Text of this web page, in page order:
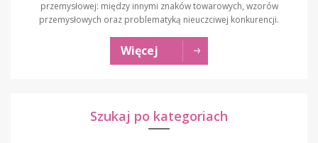
przemysłowej: między innymi znaków towarowych, wzorów
przemysłowych oraz problematyką nieuczciwej konkurencji.
Więcej
Szukaj po kategoriach